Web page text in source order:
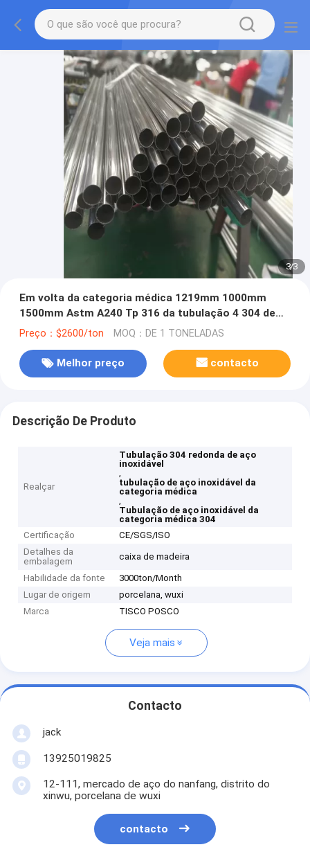
3/3
Em volta da categoria médica 1219mm 1000mm
1500mm Astm A240 Tp 316 da tubulação 4 304 de
aço inoxidável
Preço：$2600/ton MOQ：DE 1 TONELADAS
Melhor preço contacto
Descrição De Produto
Realçar
Tubulação 304 redonda de aço
inoxidável
,
tubulação de aço inoxidável da
categoria médica
,
Tubulação de aço inoxidável da
categoria médica 304
Certificação
CE/SGS/ISO
Detalhes da
embalagem
caixa de madeira
Habilidade da fonte
3000ton/Month
Lugar de origem
porcelana, wuxi
Marca
TISCO POSCO
Veja mais
Contacto
jack
13925019825
12-111, mercado de aço do nanfang, distrito do
xinwu, porcelana de wuxi
contacto